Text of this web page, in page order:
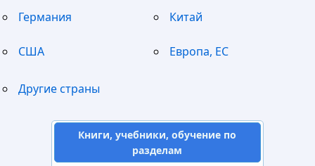
Германия Китай
США Европа, ЕС
Другие страны
Книги, учебники, обучение по
разделам